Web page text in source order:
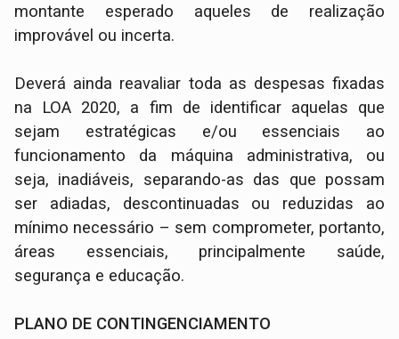
montante esperado aqueles de realização
improvável ou incerta.
Deverá ainda reavaliar toda as despesas fixadas
na LOA 2020, a fim de identificar aquelas que
sejam estratégicas e/ou essenciais ao
funcionamento da máquina administrativa, ou
seja, inadiáveis, separando-as das que possam
ser adiadas, descontinuadas ou reduzidas ao
mínimo necessário – sem comprometer, portanto,
áreas essenciais, principalmente saúde,
segurança e educação.
PLANO DE CONTINGENCIAMENTO